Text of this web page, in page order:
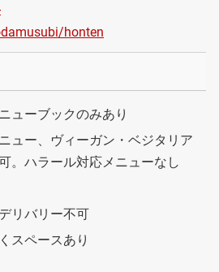
honten
ューブックのみあり
ュー、ヴィーガン・ベジタリア
。ハラール対応メニューなし
リバリー不可
スペースあり